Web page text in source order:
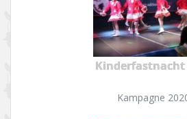
Kinderfastnacht
Kampagne